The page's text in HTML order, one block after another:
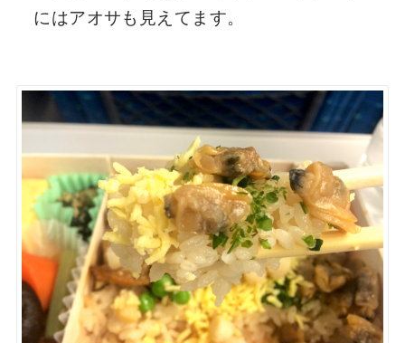
にはアオサも見えてます。